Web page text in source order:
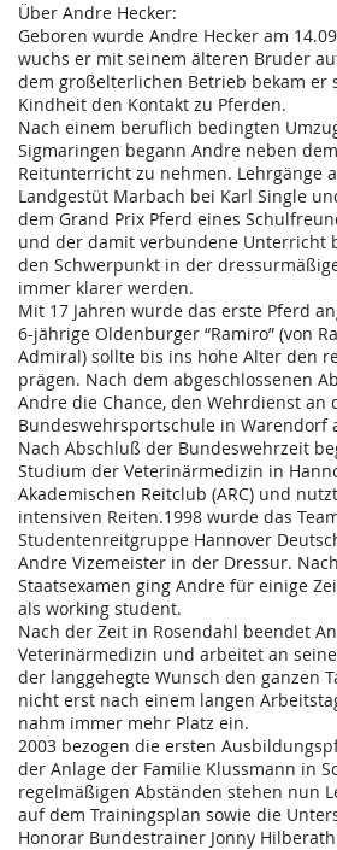
Über Andre Hecker:
Geboren wurde Andre Hecker am
wuchs er mit seinem älteren Bruder
dem großelterlichen Betrieb bekam er
Kindheit den Kontakt zu Pferden.
Nach einem beruflich bedingten
Sigmaringen begann Andre neben
Reitunterricht zu nehmen. Lehrgänge
Landgestüt Marbach bei Karl Single
dem Grand Prix Pferd eines
und der damit verbundene Unterricht
den Schwerpunkt in der
immer klarer werden.
Mit 17 Jahren wurde das erste Pferd
6-jährige Oldenburger “Ramiro” (von
Admiral) sollte bis ins hohe Alter den
prägen. Nach dem abgeschlossenen
Andre die Chance, den Wehrdienst an
Bundeswehrsportschule in Warendorf
Nach Abschluß der Bundeswehrzeit
Studium der Veterinärmedizin in
Akademischen Reitclub (ARC) und
intensiven Reiten.1998 wurde das
Studentenreitgruppe Hannover
Andre Vizemeister in der Dressur.
Staatsexamen ging Andre für einige
als working student.
Nach der Zeit in Rosendahl beendet
Veterinärmedizin und arbeitet an
der langgehegte Wunsch den ganzen
nicht erst nach einem langen
nahm immer mehr Platz ein.
2003 bezogen die ersten
der Anlage der Familie Klussmann in
regelmäßigen Abständen stehen nun
auf dem Trainingsplan sowie die
Honorar Bundestrainer Jonny